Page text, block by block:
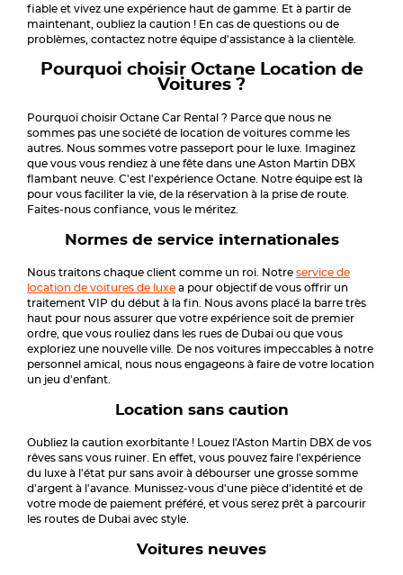
fiable et vivez une expérience haut de gamme. Et à partir de
maintenant, oubliez la caution ! En cas de questions ou de
problèmes, contactez notre équipe d'assistance à la clientèle.
Pourquoi choisir Octane Location de
Voitures ?
Pourquoi choisir Octane Car Rental ? Parce que nous ne
sommes pas une société de location de voitures comme les
autres. Nous sommes votre passeport pour le luxe. Imaginez
que vous vous rendiez à une fête dans une Aston Martin DBX
flambant neuve. C'est l'expérience Octane. Notre équipe est là
pour vous faciliter la vie, de la réservation à la prise de route.
Faites-nous confiance, vous le méritez.
Normes de service internationales
Nous traitons chaque client comme un roi. Notre service de
location de voitures de luxe a pour objectif de vous offrir un
traitement VIP du début à la fin. Nous avons placé la barre très
haut pour nous assurer que votre expérience soit de premier
ordre, que vous rouliez dans les rues de Dubai ou que vous
exploriez une nouvelle ville. De nos voitures impeccables à notre
personnel amical, nous nous engageons à faire de votre location
un jeu d'enfant.
Location sans caution
Oubliez la caution exorbitante ! Louez l'Aston Martin DBX de vos
rêves sans vous ruiner. En effet, vous pouvez faire l'expérience
du luxe à l'état pur sans avoir à débourser une grosse somme
d'argent à l'avance. Munissez-vous d'une pièce d'identité et de
votre mode de paiement préféré, et vous serez prêt à parcourir
les routes de Dubai avec style.
Voitures neuves